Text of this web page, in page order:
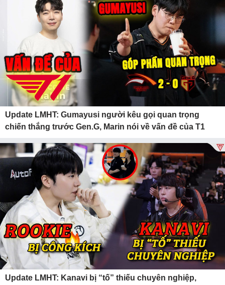
Update LMHT: Gumayusi người kêu gọi quan trọng
chiến thắng trước Gen.G, Marin nói về vấn đề của T1
Update LMHT: Kanavi bị “tố” thiếu chuyên nghiệp,